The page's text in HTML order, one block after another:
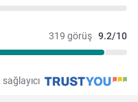
319 görüş 9.2/10